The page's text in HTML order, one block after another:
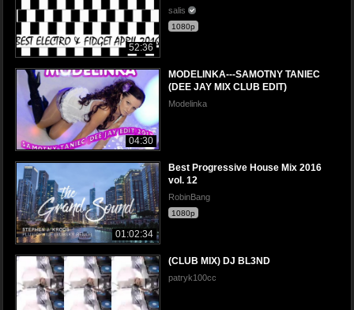
52:36
salis
1080p
04:30
MODELINKA---SAMOTNY TANIEC
(DEE JAY MIX CLUB EDIT)
Modelinka
01:02:34
Best Progressive House Mix 2016
vol. 12
RobinBang
1080p
(CLUB MIX) DJ BL3ND
patryk100cc